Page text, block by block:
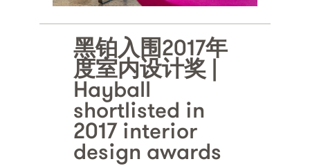
黑铂入围2017年
度室内设计奖 |
Hayball
shortlisted in
2017 interior
design awards